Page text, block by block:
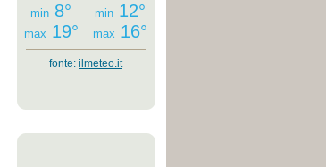
min 8°
max 19°
min12°
max 16°
fonte: ilmeteo.it